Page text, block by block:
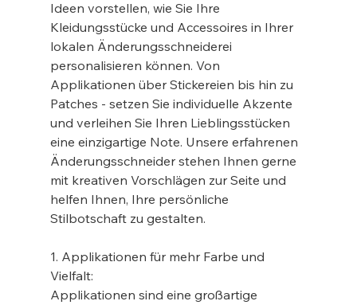
Ideen vorstellen, wie Sie Ihre
Kleidungsstücke und Accessoires in Ihrer
lokalen Änderungsschneiderei
personalisieren können. Von
Applikationen über Stickereien bis hin zu
Patches - setzen Sie individuelle Akzente
und verleihen Sie Ihren Lieblingsstücken
eine einzigartige Note. Unsere erfahrenen
Änderungsschneider stehen Ihnen gerne
mit kreativen Vorschlägen zur Seite und
helfen Ihnen, Ihre persönliche
Stilbotschaft zu gestalten.
1. Applikationen für mehr Farbe und
Vielfalt:
Applikationen sind eine großartige